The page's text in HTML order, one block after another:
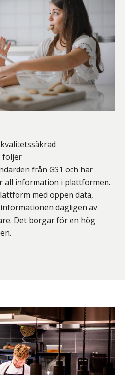
följer
från GS1 och har
all information i plattformen.
med öppen data,
dagligen av
Det borgar för en hög